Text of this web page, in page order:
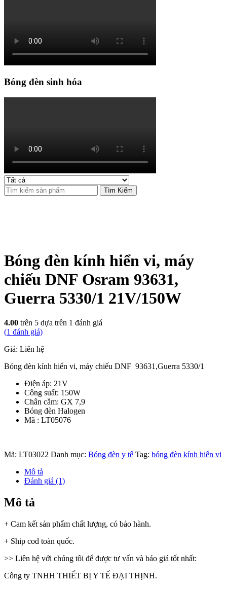
Bóng đèn sinh hóa
Tìm Kiếm
Bóng đèn kính hiển vi, máy
chiếu DNF Osram 93631,
Guerra 5330/1 21V/150W
4.00 trên 5 dựa trên 1 đánh giá
(1 đánh giá)
Giá: Liên hệ
Bóng đèn kính hiển vi, máy chiếu DNF 93631,Guerra 5330/1
Điện áp: 21V
Công suất: 150W
Chân cắm: GX 7,9
Bóng đèn Halogen
Mã : LT05076
Mã: LT03022 Danh mục: Bóng đèn y tế Tag: bóng đèn kính hiển vi
Mô tả
Đánh giá (1)
Mô tả
+ Cam kết sản phẩm chất lượng, có bảo hành.
+ Ship cod toàn quốc.
>> Liên hệ với chúng tôi để được tư vấn và báo giá tốt nhất:
Công ty TNHH THIẾT BỊ Y TẾ ĐẠI THỊNH.